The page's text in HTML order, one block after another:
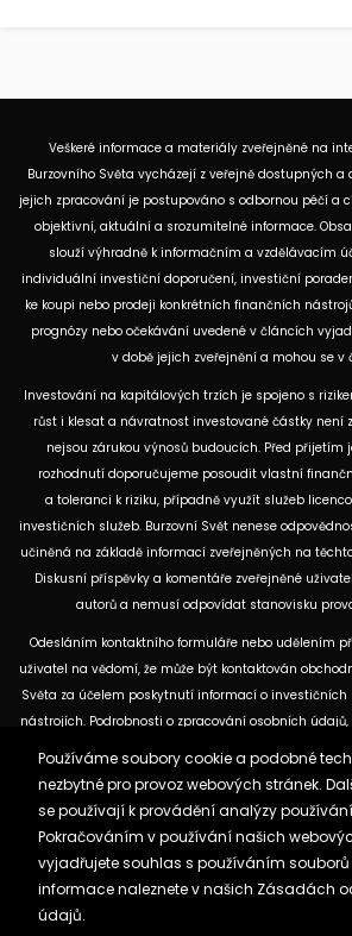
Veškeré informace a materiály zveřejněné na
Burzovního Světa vycházejí z veřejně dostupných a
jejich zpracování je postupováno s odbornou péčí a
objektivní, aktuální a srozumitelné informace.
slouží výhradně k informačním a vzdělávacím
individuální investiční doporučení, investiční
ke koupi nebo prodeji konkrétních finančních
prognózy nebo očekávání uvedené v článcích
v době jejich zveřejnění a mohou se v
Investování na kapitálových trzích je spojeno s
růst i klesat a návratnost investované částky není
nejsou zárukou výnosů budoucích. Před přijetím
rozhodnutí doporučujeme posoudit vlastní
a toleranci k riziku, případně využít služeb
investičních služeb. Burzovní Svět nenese
učiněná na základě informací zveřejněných na
Diskusní příspěvky a komentáře zveřejněné
autorů a nemusí odpovídat stanovisku
Odesláním kontaktního formuláře nebo udělením
uživatel na vědomí, že může být kontaktován
Světa za účelem poskytnutí informací o
nástrojích. Podrobnosti o zpracování osobních
dostupných na těchto internetových stránkách. U
být uvedeny informace o použitých zdrojích, datu
ke kterému se vztahují uvedené
Zásady ochrany osobních údajů a
Reklama
Používáme soubory cookie a podobné
nezbytné pro provoz webových stránek.
se používají k provádění analýzy
Pokračováním v používání našich
vyjadřujete souhlas s používáním souborů
informace naleznete v našich Zásadách
údajů.